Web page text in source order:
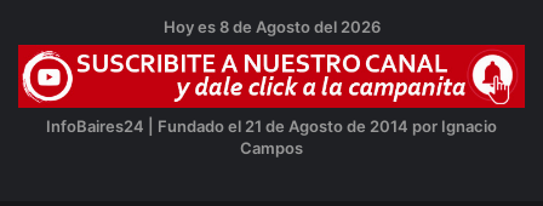
Hoy es 8 de Agosto del 2026
InfoBaires24 | Fundado el 21 de Agosto de 2014 por Ignacio
Campos